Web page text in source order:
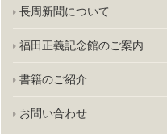
長周新聞について
福田正義記念館のご案内
書籍のご紹介
お問い合わせ